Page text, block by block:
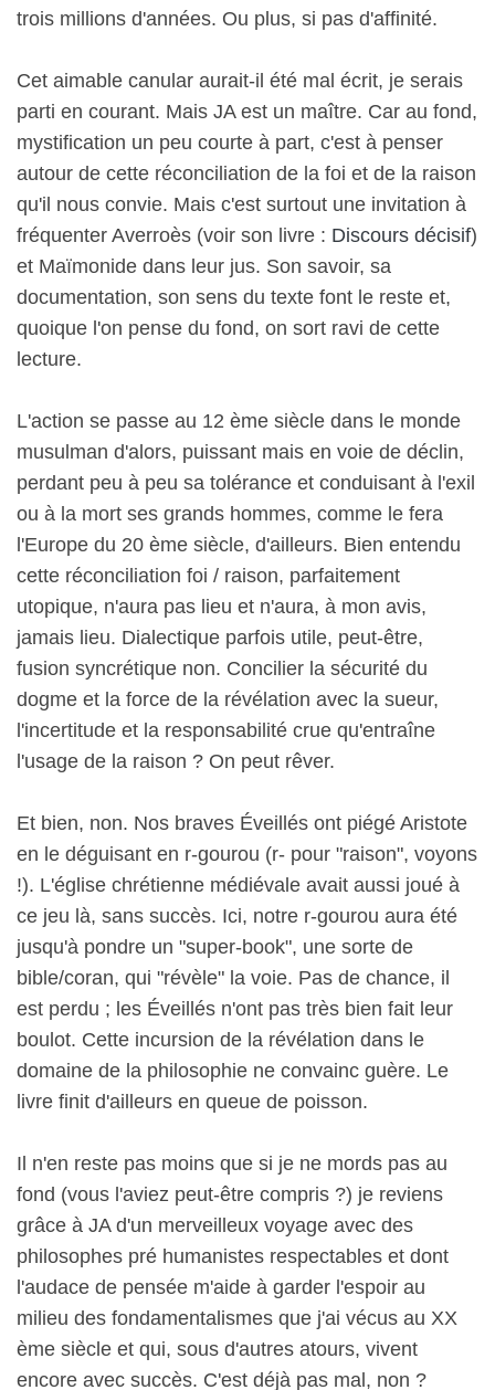
trois millions d'années. Ou plus, si pas d'affinité.
Cet aimable canular aurait-il été mal écrit, je serais
parti en courant. Mais JA est un maître. Car au fond,
mystification un peu courte à part, c'est à penser
autour de cette réconciliation de la foi et de la raison
qu'il nous convie. Mais c'est surtout une invitation à
fréquenter Averroès (voir son livre : Discours décisif)
et Maïmonide dans leur jus. Son savoir, sa
documentation, son sens du texte font le reste et,
quoique l'on pense du fond, on sort ravi de cette
lecture.
L'action se passe au 12 ème siècle dans le monde
musulman d'alors, puissant mais en voie de déclin,
perdant peu à peu sa tolérance et conduisant à l'exil
ou à la mort ses grands hommes, comme le fera
l'Europe du 20 ème siècle, d'ailleurs. Bien entendu
cette réconciliation foi / raison, parfaitement
utopique, n'aura pas lieu et n'aura, à mon avis,
jamais lieu. Dialectique parfois utile, peut-être,
fusion syncrétique non. Concilier la sécurité du
dogme et la force de la révélation avec la sueur,
l'incertitude et la responsabilité crue qu'entraîne
l'usage de la raison ? On peut rêver.
Et bien, non. Nos braves Éveillés ont piégé Aristote
en le déguisant en r-gourou (r- pour "raison", voyons
!). L'église chrétienne médiévale avait aussi joué à
ce jeu là, sans succès. Ici, notre r-gourou aura été
jusqu'à pondre un "super-book", une sorte de
bible/coran, qui "révèle" la voie. Pas de chance, il
est perdu ; les Éveillés n'ont pas très bien fait leur
boulot. Cette incursion de la révélation dans le
domaine de la philosophie ne convainc guère. Le
livre finit d'ailleurs en queue de poisson.
Il n'en reste pas moins que si je ne mords pas au
fond (vous l'aviez peut-être compris ?) je reviens
grâce à JA d'un merveilleux voyage avec des
philosophes pré humanistes respectables et dont
l'audace de pensée m'aide à garder l'espoir au
milieu des fondamentalismes que j'ai vécus au XX
ème siècle et qui, sous d'autres atours, vivent
encore avec succès. C'est déjà pas mal, non ?